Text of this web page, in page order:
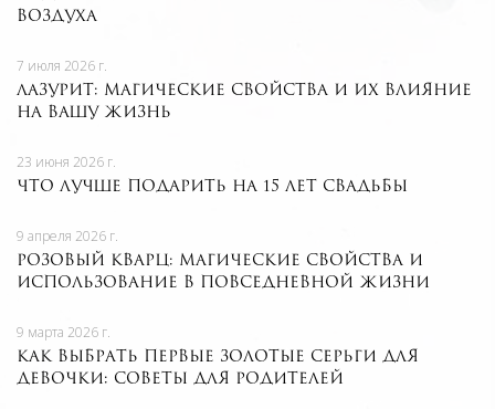
Воздуха
7 июля 2026 г.
Лазурит: магические свойства и их влияние
на вашу жизнь
23 июня 2026 г.
Что лучше подарить на 15 лет свадьбы
9 апреля 2026 г.
Розовый кварц: магические свойства и
использование в повседневной жизни
9 марта 2026 г.
Как выбрать первые золотые серьги для
девочки: советы для родителей